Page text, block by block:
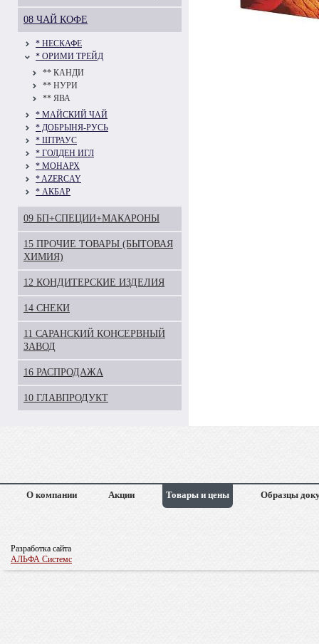
08 ЧАЙ КОФЕ
* НЕСКАФЕ
* ОРИМИ ТРЕЙД
** КАНДИ
** НУРИ
** ЯВА
* МАЙСКИЙ ЧАЙ
* ДОБРЫНЯ-РУСЬ
* ШТРАУС
* ГОЛДЕН ИГЛ
* МОНАРХ
* AZERCAY
* АКБАР
09 БП+СПЕЦИИ+МАКАРОНЫ
15 ПРОЧИЕ ТОВАРЫ (БЫТОВАЯ
ХИМИЯ)
12 КОНДИТЕРСКИЕ ИЗДЕЛИЯ
14 СНЕКИ
11 САРАНСКИЙ КОНСЕРВНЫЙ
ЗАВОД
16 РАСПРОДАЖА
10 ГЛАВПРОДУКТ
О компании Акции Товары и цены Образцы
Разработка сайта
АЛЬФА Системс